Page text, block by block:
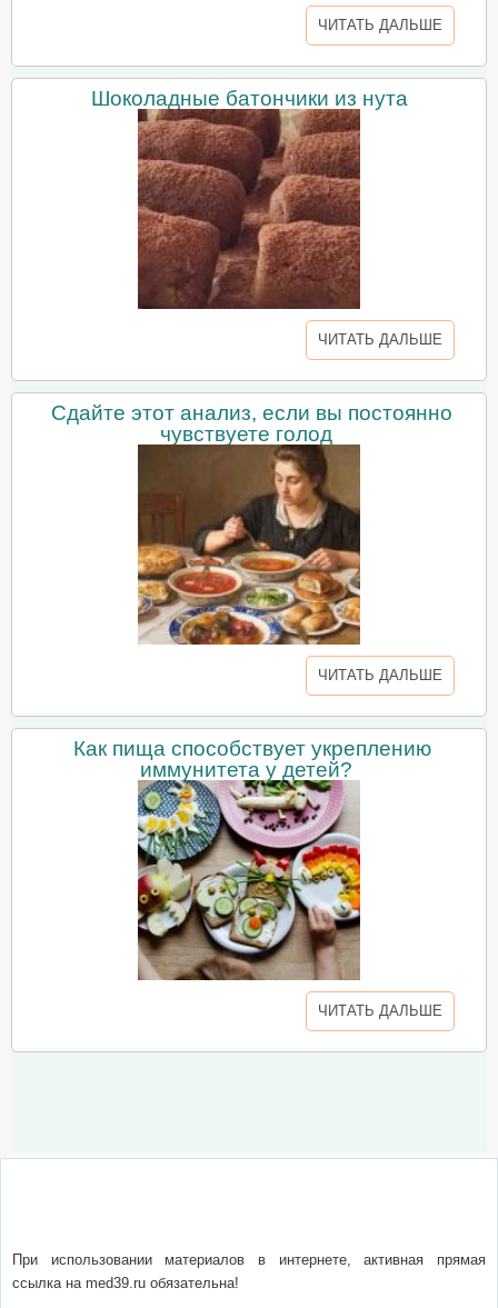
ЧИТАТЬ ДАЛЬШЕ
Шоколадные батончики из нута
ЧИТАТЬ ДАЛЬШЕ
Сдайте этот анализ, если вы постоянно
чувствуете голод
ЧИТАТЬ ДАЛЬШЕ
Как пища способствует укреплению
иммунитета у детей?
ЧИТАТЬ ДАЛЬШЕ
При использовании материалов в интернете, активная прямая
ссылка на med39.ru обязательна!